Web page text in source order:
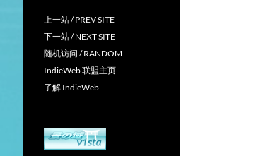
上一站 / PREV SITE
下一站 / NEXT SITE
随机访问 / RANDOM
IndieWeb 联盟主页
了解 IndieWeb